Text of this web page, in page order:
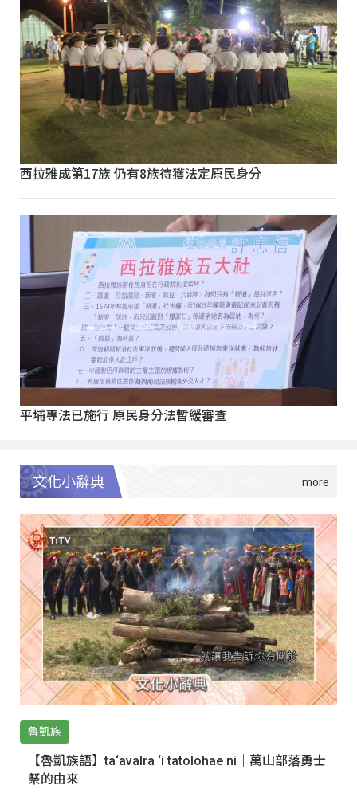
西拉雅成第17族 仍有8族待獲法定原民身分
平埔專法已施行 原民身分法暫緩審查
文化小辭典
魯凱族
【魯凱族語】ta‘avalra ‘i tatolohae ni｜萬山部落勇士
祭的由來